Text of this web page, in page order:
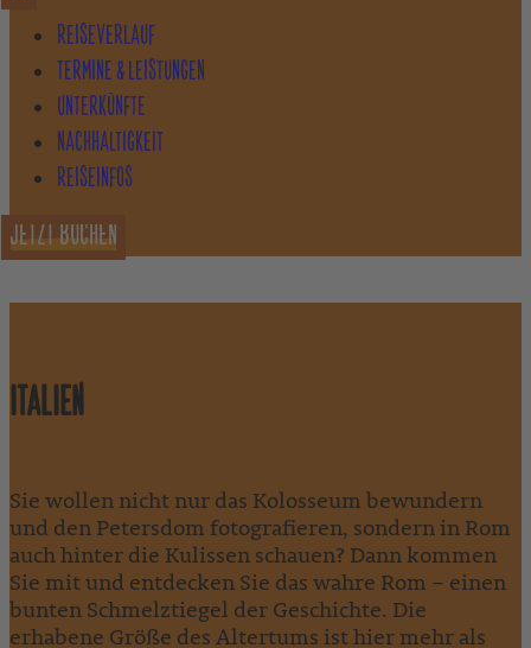
REISEVERLAUF
TERMINE & LEISTUNGEN
UNTERKÜNFTE
NACHHALTIGKEIT
REISEINFOS
JETZT BUCHEN
ITALIEN
Sie wollen nicht nur das Kolosseum bewundern
und den Petersdom fotografieren, sondern in Rom
auch hinter die Kulissen schauen? Dann kommen
Sie mit und entdecken Sie das wahre Rom – einen
bunten Schmelztiegel der Geschichte. Die
erhabene Größe des Altertums ist hier mehr als